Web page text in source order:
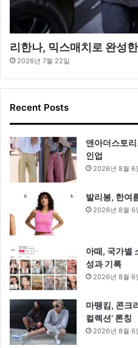
리한나, 믹스매치로 완성한
2026년 7월 22일
Recent Posts
앤아더스토
인업
2026년 8월 6
발리봉, 한여
2026년 8월 6
아떼, 국가별
성과 기록
2026년 8월 6
마뗑킴, 콘크
컬렉션’ 론칭
2026년 8월 6